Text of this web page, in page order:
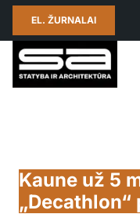
EL. ŽURNALAI
Kaune už 5